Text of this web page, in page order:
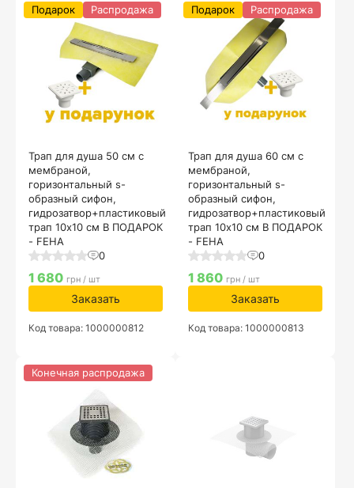
Трап для душа 50 см с
мембраной,
горизонтальный s-
образный сифон,
гидрозатвор+пластиковый
трап 10х10 см В ПОДАРОК
- FEHA
0
Подарок Распродажа
1 680 грн / шт
Заказать
Код товара: 1000000812
Трап для душа 60 см с
мембраной,
горизонтальный s-
образный сифон,
гидрозатвор+пластиковый
трап 10х10 см В ПОДАРОК
- FEHA
0
Подарок Распродажа
1 860 грн / шт
Заказать
Код товара: 1000000813
Конечная распродажа